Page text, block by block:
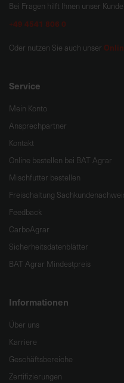
Bei Fragen hilft Ihnen unser
+49 4541 806 0
Oder nutzen Sie auch unser
Service
Mein Konto
Ansprechpartner
Kontakt
Online bestellen bei BAT Agrar
Mischfutter bestellen
Freischaltung
Feedback
CarboAgrar
Sicherheitsdatenblätter
BAT Agrar Mindestpreis
Informationen
Über uns
Karriere
Geschäftsbereiche
Zertifizierungen